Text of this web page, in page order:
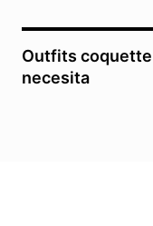
Outfits
necesita